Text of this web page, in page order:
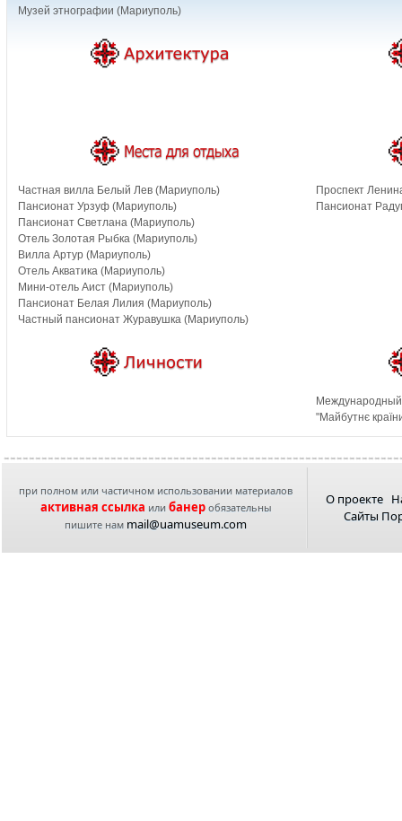
Музей этнографии (Мариуполь)
Частная вилла Белый Лев (Мариуполь)
Пансионат Урзуф (Мариуполь)
Пансионат Светлана (Мариуполь)
Отель Золотая Рыбка (Мариуполь)
Вилла Артур (Мариуполь)
Отель Акватика (Мариуполь)
Мини-отель Аист (Мариуполь)
Пансионат Белая Лилия (Мариуполь)
Частный пансионат Журавушка (Мариуполь)
Проспект
Пансионат
Международный
"Майбутнє
при полном или частичном использовании материалов
активная ссылка или банеробязательны
пишите нам mail@uamuseum.com
О проекте
Сайты